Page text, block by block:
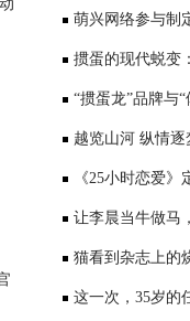
萌兴网络参与制
推动行业健康发展
掼蛋的现代蜕变
经济双赢局面
“掼蛋龙”品牌与
同推动掼牌运动健
越览山河 纵情
官 《25小时恋爱
弟恋模式，极致甜
让李晨当牛做马
进医院，她才是真
猫看到杂志上的
来，之后一脸懵！
这一次，35岁的